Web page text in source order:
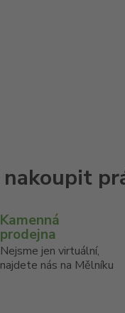
Kamenná
prodejna
Nejsme jen virtuální,
najdete nás na Mělníku